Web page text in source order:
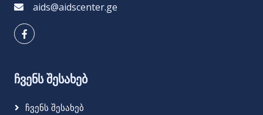
aids@aidscenter.ge
ჩვენს შესახებ
Ჩვენს Შესახებ